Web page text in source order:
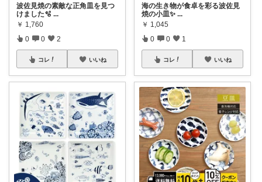
波佐見焼の素敵な正角皿を見つ
けました🫧 ...
￥ 1,760
0 0 2
コレ いいね
海の生き物が食卓を彩る波佐見
焼の小皿✨ ...
￥ 1,045
0 0 1
コレ いいね